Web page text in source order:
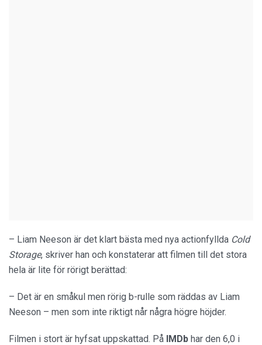
– Liam Neeson är det klart bästa med nya actionfyllda Cold
Storage, skriver han och konstaterar att filmen till det stora
hela är lite för rörigt berättad:
– Det är en småkul men rörig b-rulle som räddas av Liam
Neeson – men som inte riktigt når några högre höjder.
Filmen i stort är hyfsat uppskattad. På IMDb har den 6,0 i